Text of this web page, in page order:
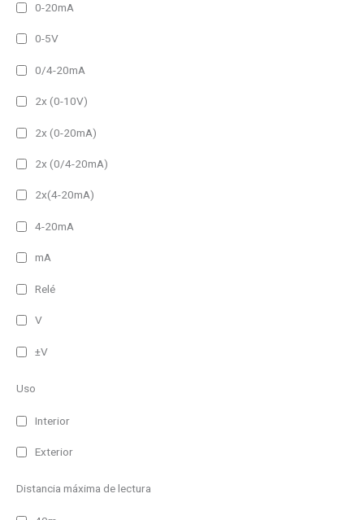
0-20mA
0-5V
0/4-20mA
2x (0-10V)
2x (0-20mA)
2x (0/4-20mA)
2x(4-20mA)
4-20mA
mA
Relé
V
±V
Uso
Interior
Exterior
Distancia máxima de lectura